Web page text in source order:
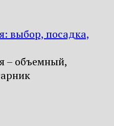
выбор, посадка,
– объемный,